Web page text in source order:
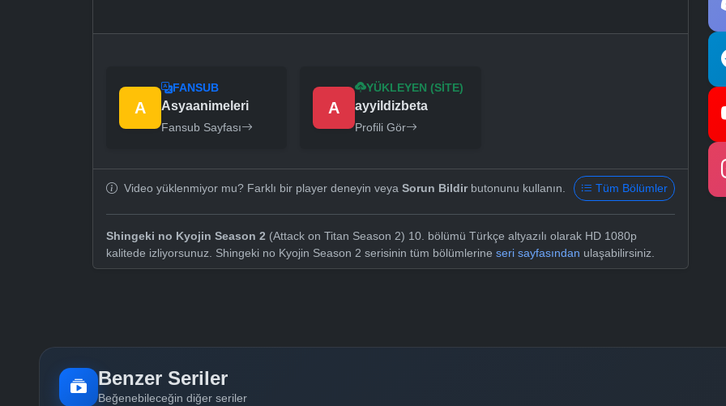
A
FANSUB
Asyaanimeleri
Fansub Sayfası
A
YÜKLEYEN (SITE)
ayyildizbeta
Profili Gör
Video yüklenmiyor mu? Farklı bir player deneyin veya Sorun Bildirbutonunu kullanın. Tüm Bölümler
Shingeki no Kyojin Season 2 (Attack on Titan Season 2) 10. bölümü Türkçe altyazılı olarak HD 1080p
kalitede izliyorsunuz. Shingeki no Kyojin Season 2 serisinin tüm bölümlerine seri sayfasından ulaşabilirsiniz.
Benzer Seriler
Beğenebileceğin diğer seriler